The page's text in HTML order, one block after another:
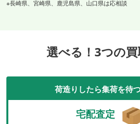
※長崎県、宮崎県、鹿児島県、山口県は応相談
選べる！3つの
荷造りしたら集荷を待
宅配査定